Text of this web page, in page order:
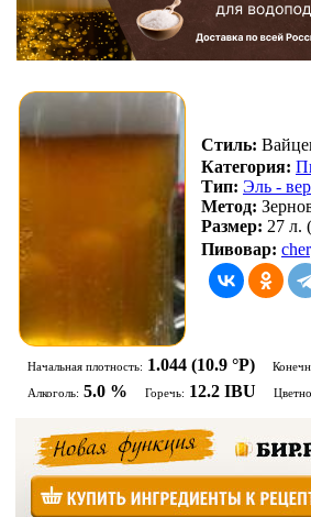
Стиль:
Категория:
Тип: Эль -
Метод:
Размер: 27 л.
Пивовар:
Начальная плотность: 1.044 (10.9 °P)
Алкоголь: 5.0 % Горечь: 12.2 IBU